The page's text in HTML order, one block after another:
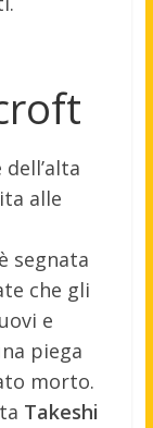
dell’alta
alle
segnata
che gli
e
piega
morto.
Takeshi